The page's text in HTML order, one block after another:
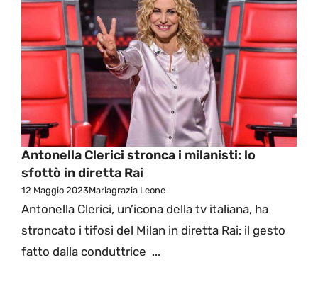
Antonella Clerici stronca i milanisti: lo
sfottò in diretta Rai
12 Maggio 2023Mariagrazia Leone
Antonella Clerici, un’icona della tv italiana, ha
stroncato i tifosi del Milan in diretta Rai: il gesto
fatto dalla conduttrice ...